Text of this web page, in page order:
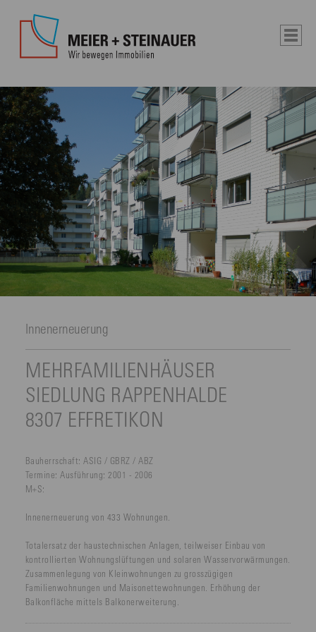
Innenerneuerung
MEHRFAMILIENHÄUSER
SIEDLUNG RAPPENHALDE
8307 EFFRETIKON
Bauherrschaft: ASIG / GBRZ / ABZ
Termine: Ausführung: 2001 - 2006
M+S:
Innenerneuerung von 433 Wohnungen.
Totalersatz der haustechnischen Anlagen, teilweiser Einbau von
kontrollierten Wohnungslüftungen und solaren Wasservorwärmungen.
Zusammenlegung von Kleinwohnungen zu grosszügigen
Familienwohnungen und Maisonettewohnungen. Erhöhung der
Balkonfläche mittels Balkonerweiterung.